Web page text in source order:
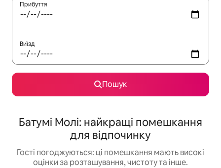
Прибуття
Виїзд
Пошук
Батумі Молі: найкращі помешкання
для відпочинку
Гості погоджуються: ці помешкання мають високі
оцінки за розташування, чистоту та інше.